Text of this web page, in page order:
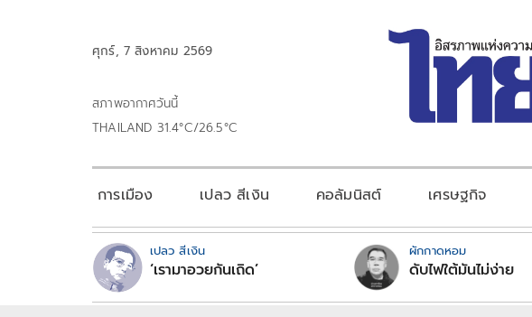
ศุกร์, 7 สิงหาคม 2569
สภาพอากาศวันนี้
THAILAND 31.4°C/26.5°C
การเมือง เปลว สีเงิน คอลัมนิสต์ เศรษฐกิจ
เปลว สีเงิน
‘เรามาอวยกันเถิด’
ผักกาดหอม
ดับไฟใต้มันไม่ง่าย